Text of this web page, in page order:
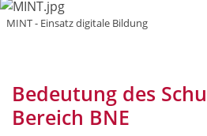
MINT - Einsatz digitale Bildung
Bedeutung des
Bereich BNE